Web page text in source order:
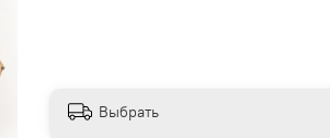
Выбрать